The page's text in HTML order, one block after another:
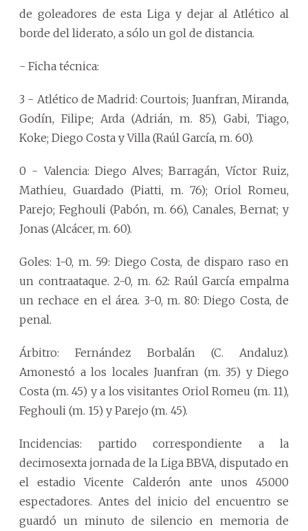
de goleadores de esta Liga y dejar al Atlético al
borde del liderato, a sólo un gol de distancia.
- Ficha técnica:
3 - Atlético de Madrid: Courtois; Juanfran, Miranda,
Godín, Filipe; Arda (Adrián, m. 85), Gabi, Tiago,
Koke; Diego Costa y Villa (Raúl García, m. 60).
0 - Valencia: Diego Alves; Barragán, Víctor Ruiz,
Mathieu, Guardado (Piatti, m. 76); Oriol Romeu,
Parejo; Feghouli (Pabón, m. 66), Canales, Bernat; y
Jonas (Alcácer, m. 60).
Goles: 1-0, m. 59: Diego Costa, de disparo raso en
un contraataque. 2-0, m. 62: Raúl García empalma
un rechace en el área. 3-0, m. 80: Diego Costa, de
penal.
Árbitro: Fernández Borbalán (C. Andaluz).
Amonestó a los locales Juanfran (m. 35) y Diego
Costa (m. 45) y a los visitantes Oriol Romeu (m. 11),
Feghouli (m. 15) y Parejo (m. 45).
Incidencias: partido correspondiente a la
decimosexta jornada de la Liga BBVA, disputado en
el estadio Vicente Calderón ante unos 45.000
espectadores. Antes del inicio del encuentro se
guardó un minuto de silencio en memoria de